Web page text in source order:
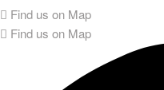
Find us on Map
Find us on Map